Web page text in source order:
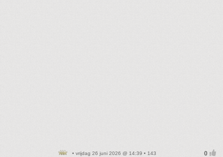
• vrijdag 26 juni 2026 @ 14:39 • 143